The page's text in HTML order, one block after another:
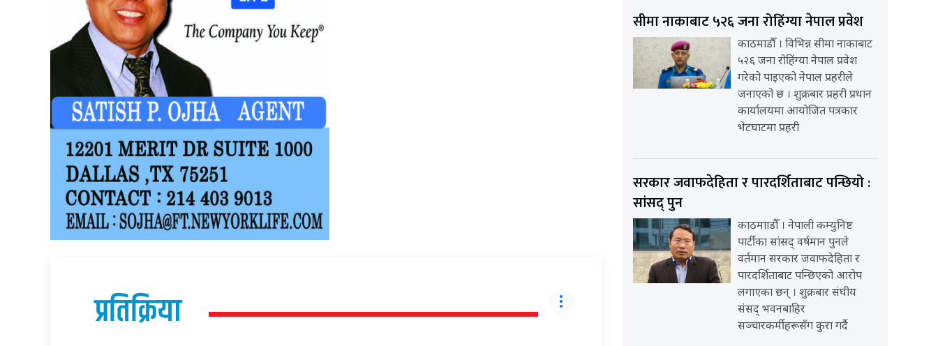
प्रतिक्रिया
सीमा नाकाबाट ५२६ जना रोहिंग्या नेपाल प्रवेश
काठमाडौँ । विभिन्न सीमा नाकाबाट
५२६ जना रोहिंग्या नेपाल प्रवेश
गरेको पाइएको नेपाल प्रहरीले
जनाएको छ । शुक्रबार प्रहरी प्रधान
कार्यालयमा आयोजित पत्रकार
भेटघाटमा प्रहरी
सरकार जवाफदेहिता र पारदर्शिताबाट पन्छियो :
सांसद् पुन
काठमााडौँ । नेपाली कम्युनिष्ट
पार्टीका सांसद् वर्षमान पुनले
वर्तमान सरकार जवाफदेहिता र
पारदर्शिताबाट पन्छिएको आरोप
लगाएका छन् । शुक्रबार संघीय
संसद् भवनबाहिर
सञ्चारकर्मीहरूसँग कुरा गर्दै